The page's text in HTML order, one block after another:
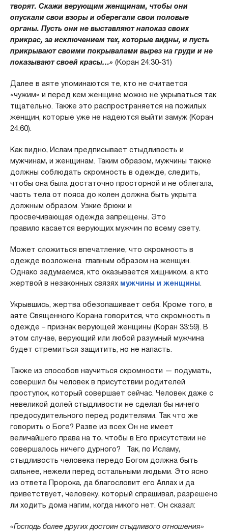
творят. Скажи верующим женщинам, чтобы они
опускали свои взоры и оберегали свои половые
органы. Пусть они не выставляют напоказ своих
прикрас, за исключением тех, которые видны, и пусть
прикрывают своими покрывалами вырез на груди и не
показывают своей красы…» (Коран 24:30-31)
Далее в аяте упоминаются те, кто не считается
«чужим» и перед кем женщине можно не укрываться так
тщательно. Также это распространяется на пожилых
женщин, которые уже не надеются выйти замуж (Коран
24:60).
Как видно, Ислам предписывает стыдливость и
мужчинам, и женщинам. Таким образом, мужчины также
должны соблюдать скромность в одежде, следить,
чтобы она была достаточно просторной и не облегала,
часть тела от пояса до колен должна быть укрыта
должным образом. Узкие брюки и
просвечивающая одежда запрещены. Это
правило касается верующих мужчин по всему свету.
Может сложиться впечатление, что скромность в
одежде возложена главным образом на женщин.
Однако задумаемся, кто оказывается хищником, а кто
жертвой в незаконных связях мужчины и женщины.
Укрывшись, жертва обезопашивает себя. Кроме того, в
аяте Священного Корана говорится, что скромность в
одежде – признак верующей женщины (Коран 33:59). В
этом случае, верующий или любой разумный мужчина
будет стремиться защитить, но не напасть.
Также из способов научиться скромности — подумать,
совершил бы человек в присутствии родителей
проступок, который совершает сейчас. Человек даже с
невеликой долей стыдливости не сделал бы ничего
предосудительного перед родителями. Так что же
говорить о Боге? Разве из всех Он не имеет
величайшего права на то, чтобы в Его присутствии не
совершалось ничего дурного? Так, по Исламу,
стыдливость человека передо Богом должна быть
сильнее, нежели перед остальными людьми. Это ясно
из ответа Пророка, да благословит его Аллах и да
приветствует, человеку, который спрашивал, разрешено
ли ходить дома нагим, когда никого нет. Он сказал:
«Господь более других достоин стыдливого отношения»